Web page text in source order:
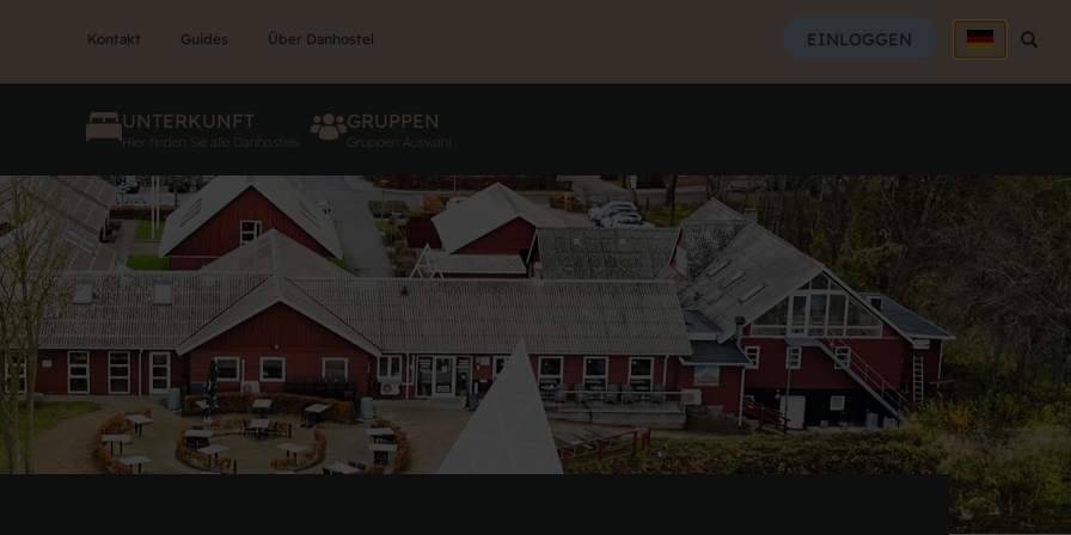
Suche
EINLOGGEN
Kontakt Guides Über Danhostel
UNTERKUNFT
Hier finden Sie alle Danhostels
GRUPPEN
Gruppen Auswahl